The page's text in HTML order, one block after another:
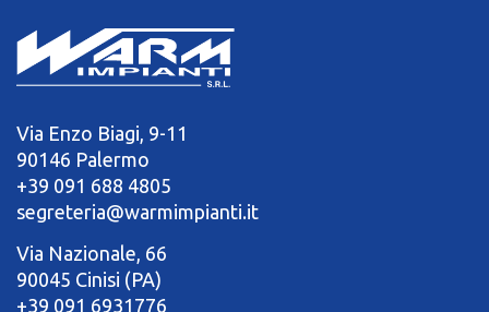
Via Enzo Biagi, 9-11
90146 Palermo
+39 091 688 4805
segreteria@warmimpianti.it
Via Nazionale, 66
90045 Cinisi (PA)
+39 091 6931776